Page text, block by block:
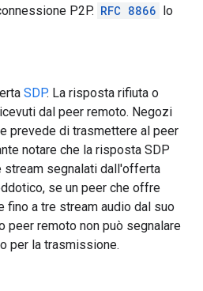
P2P. RFC 8866 lo
SDP. La risposta rifiuta o
dal peer remoto. Negozi
prevede di trasmettere al peer
notare che la risposta SDP
stream segnalati dall'offerta
se un peer che offre
fino a tre stream audio dal suo
peer remoto non può segnalare
per la trasmissione.